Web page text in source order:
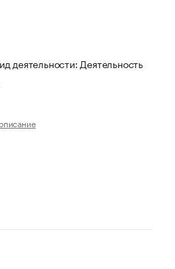
деятельности: Деятельность